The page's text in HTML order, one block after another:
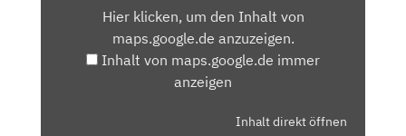
MAPS.GOOGLE.DEHier klicken, um den Inhalt von
maps.google.de anzuzeigen.
Inhalt von maps.google.de immer
anzeigen
Inhalt direkt öffnen